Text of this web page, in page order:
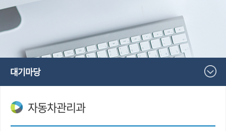
대기마당
자동차관리과